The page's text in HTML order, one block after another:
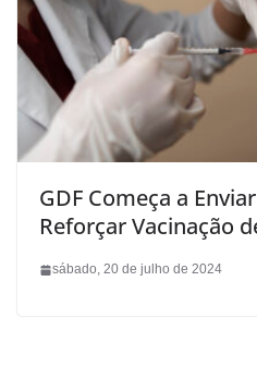
GDF Começa a
Reforçar Vacinação
sábado, 20 de julho de 2024